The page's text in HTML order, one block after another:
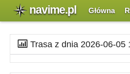
navime.pl Główna
Trasa z dnia 2026-06-05